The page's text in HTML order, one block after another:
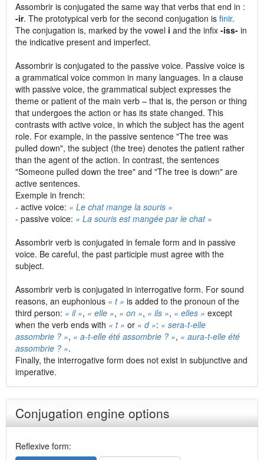
Assombrir is conjugated the same way that verbs that end in :
-ir. The prototypical verb for the second conjugation is finir.
The conjugation is, marked by the vowel i and the infix -iss- in
the indicative present and imperfect.
Assombrir is conjugated to the passive voice. Passive voice is
a grammatical voice common in many languages. In a clause
with passive voice, the grammatical subject expresses the
theme or patient of the main verb – that is, the person or thing
that undergoes the action or has its state changed. This
contrasts with active voice, in which the subject has the agent
role. For example, in the passive sentence "The tree was
pulled down", the subject (the tree) denotes the patient rather
than the agent of the action. In contrast, the sentences
"Someone pulled down the tree" and "The tree is down" are
active sentences.
Exemple in french:
- active voice: « Le chat mange la souris »
- passive voice: « La souris est mangée par le chat »
Assombrir verb is conjugated in female form and in passive
voice. Be careful, the past participle must agree with the
subject.
Assombrir verb is conjugated in interrogative form. For sound
reasons, an euphonious « t » is added to the pronoun of the
third person: « il », « elle », « on », « ils », « elles » except
when the verb ends with « t » or « d »: « sera-t-elle
assombrie ? », « a-t-elle été assombrie ? », « aura-t-elle été
assombrie ? ».
Finally, the interrogative form does not exist in subjunctive and
imperative.
Conjugation engine options
Reflexive form: